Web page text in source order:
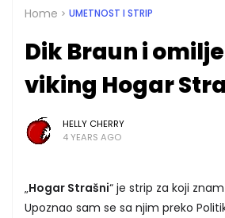
Home UMETNOST I STRIP
Dik Braun i
viking Hogar
HELLY CHERRY
4 YEARS AGO
„Hogar Strašni“ je strip za koji
Upoznao sam se sa njim preko